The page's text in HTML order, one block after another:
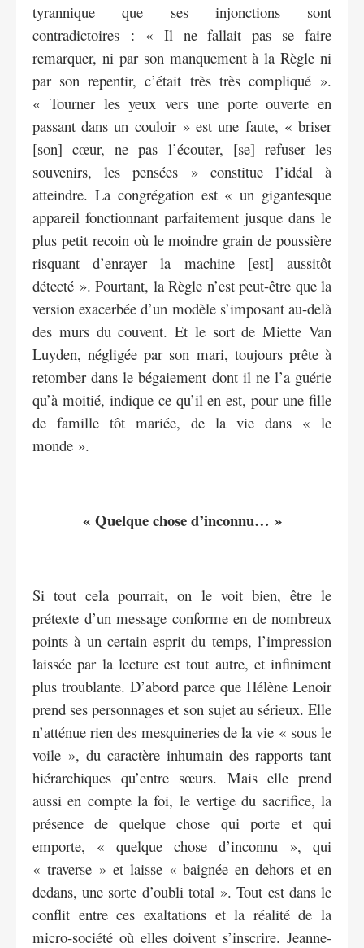
tyrannique que ses injonctions sont
contradictoires : « Il ne fallait pas se faire
remarquer, ni par son manquement à la Règle ni
par son repentir, c’était très très compliqué ».
« Tourner les yeux vers une porte ouverte en
passant dans un couloir » est une faute, « briser
[son] cœur, ne pas l’écouter, [se] refuser les
souvenirs, les pensées » constitue l’idéal à
atteindre. La congrégation est « un gigantesque
appareil fonctionnant parfaitement jusque dans le
plus petit recoin où le moindre grain de poussière
risquant d’enrayer la machine [est] aussitôt
détecté ». Pourtant, la Règle n’est peut-être que la
version exacerbée d’un modèle s’imposant au-delà
des murs du couvent. Et le sort de Miette Van
Luyden, négligée par son mari, toujours prête à
retomber dans le bégaiement dont il ne l’a guérie
qu’à moitié, indique ce qu’il en est, pour une fille
de famille tôt mariée, de la vie dans « le
monde ».
« Quelque chose d’inconnu… »
Si tout cela pourrait, on le voit bien, être le
prétexte d’un message conforme en de nombreux
points à un certain esprit du temps, l’impression
laissée par la lecture est tout autre, et infiniment
plus troublante. D’abord parce que Hélène Lenoir
prend ses personnages et son sujet au sérieux. Elle
n’atténue rien des mesquineries de la vie « sous le
voile », du caractère inhumain des rapports tant
hiérarchiques qu’entre sœurs. Mais elle prend
aussi en compte la foi, le vertige du sacrifice, la
présence de quelque chose qui porte et qui
emporte, « quelque chose d’inconnu », qui
« traverse » et laisse « baignée en dehors et en
dedans, une sorte d’oubli total ». Tout est dans le
conflit entre ces exaltations et la réalité de la
micro-société où elles doivent s’inscrire. Jeanne-